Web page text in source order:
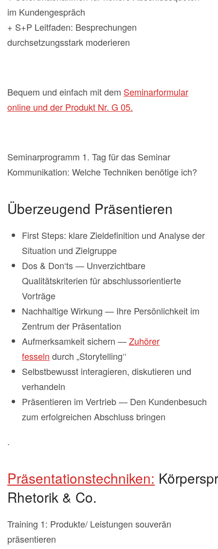
im Kundengespräch
+ S+P Leitfaden: Besprechungen
durchsetzungsstark moderieren
Bequem und einfach mit dem Seminarformular
online und der Produkt Nr. G 05.
Seminarprogramm 1. Tag für das Seminar
Kommunikation: Welche Techniken benötige ich?
Überzeugend Präsentieren
First Steps: klare Zieldefinition und Analyse der
Situation und Zielgruppe
Dos & Don‘ts — Unverzichtbare
Qualitätskriterien für abschlussorientierte
Vorträge
Nachhaltige Wirkung — Ihre Persönlichkeit im
Zentrum der Präsentation
Aufmerksamkeit sichern —Zuhörer
fesseln durch „Storytelling‘‘
Selbstbewusst interagieren, diskutieren und
verhandeln
Präsentieren im Vertrieb — Den Kundenbesuch
zum erfolgreichen Abschluss bringen
.
Präsentationstechniken:
Rhetorik & Co.
Training 1: Produkte/ Leistungen souverän
präsentieren